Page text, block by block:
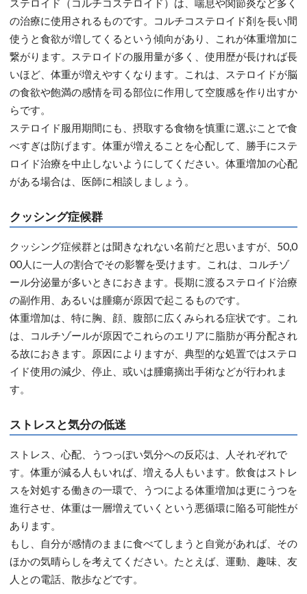
ステロイド（コルチコステロイド）は、喘息や関節炎など多く
の治療に使用されるものです。コルチコステロイド剤を長い間
使うと食欲が増してくるという傾向があり、これが体重増加に
繋がります。ステロイドの服用量が多く、使用歴が長ければ長
いほど、体重が増えやすくなります。これは、ステロイドが脳
の食欲や飽満の感情を司る部位に作用して空腹感を作り出すか
らです。
ステロイド服用期間にも、摂取する食物を慎重に選ぶことで食
べすぎは防げます。体重が増えることを心配して、勝手にステ
ロイド治療を中止しないようにしてください。体重増加の心配
がある場合は、医師に相談しましょう。
クッシング症候群
クッシング症候群とは聞きなれない名前だと思いますが、50,0
00人に一人の割合でその影響を受けます。これは、コルチゾ
ール分泌量が多いときにおきます。長期に渡るステロイド治療
の副作用、あるいは腫瘍が原因で起こるものです。
体重増加は、特に胸、顔、腹部に広くみられる症状です。これ
は、コルチゾールが原因でこれらのエリアに脂肪が再分配され
る故におきます。原因によりますが、典型的な処置ではステロ
イド使用の減少、停止、或いは腫瘍摘出手術などが行われま
す。
ストレスと気分の低迷
ストレス、心配、うつっぽい気分への反応は、人それぞれで
す。体重が減る人もいれば、増える人もいます。飲食はストレ
スを対処する働きの一環で、うつによる体重増加は更にうつを
進行させ、体重は一層増えていくという悪循環に陥る可能性が
あります。
もし、自分が感情のままに食べてしまうと自覚があれば、その
ほかの気晴らしを考えてください。たとえば、運動、趣味、友
人との電話、散歩などです。